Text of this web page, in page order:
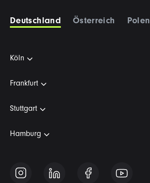
Deutschland Österreich Polen
Köln
Frankfurt
Stuttgart
Hamburg